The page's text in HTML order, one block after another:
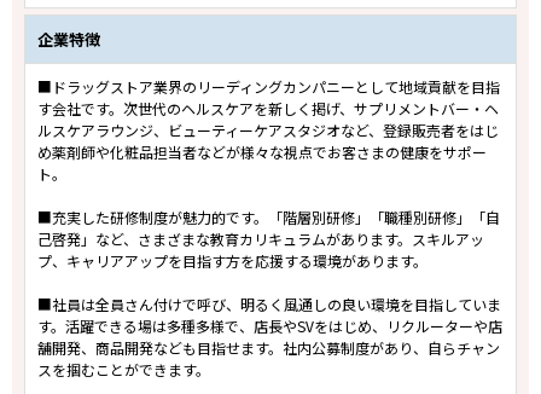
企業特徴
■ドラッグストア業界のリーディングカンパニーとして地域貢献を目指
す会社です。次世代のヘルスケアを新しく掲げ、サプリメントバー・ヘ
ルスケアラウンジ、ビューティーケアスタジオなど、登録販売者をはじ
め薬剤師や化粧品担当者などが様々な視点でお客さまの健康をサポー
ト。
■充実した研修制度が魅力的です。「階層別研修」「職種別研修」「自
己啓発」など、さまざまな教育カリキュラムがあります。スキルアッ
プ、キャリアアップを目指す方を応援する環境があります。
■社員は全員さん付けで呼び、明るく風通しの良い環境を目指していま
す。活躍できる場は多種多様で、店長やSVをはじめ、リクルーターや店
舗開発、商品開発なども目指せます。社内公募制度があり、自らチャン
スを掴むことができます。